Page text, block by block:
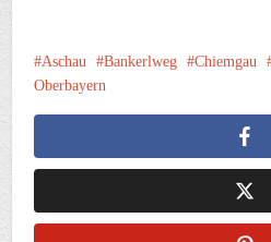
Aschau Bankerlweg Chiemgau
Oberbayern